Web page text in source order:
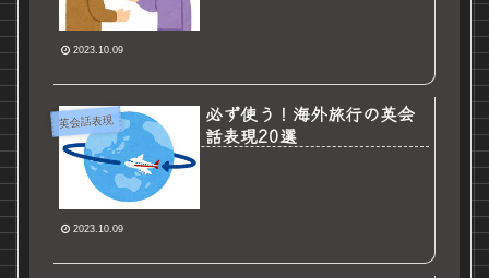
2023.10.09
英会話表現
必ず使う！海外旅行の英会
話表現20選
2023.10.09